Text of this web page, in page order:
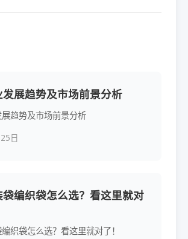
发展趋势及市场前景分析
趋势及市场前景分析
日
袋编织袋怎么选？看这里就对
织袋怎么选？看这里就对了！